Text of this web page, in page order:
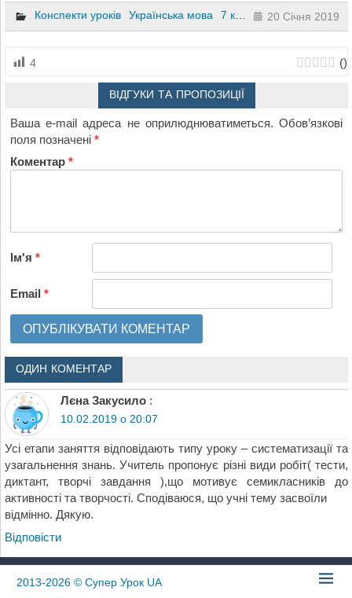
Конспекти уроків Українська мова 7 клас 20 Січня 2019
4 ()
ВІДГУКИ ТА ПРОПОЗИЦІЇ
Ваша e-mail адреса не оприлюднюватиметься. Обов’язкові
поля позначені*
Коментар*
Ім'я*
Email*
ОДИН КОМЕНТАР
Лєна Закусило :
10.02.2019 о 20:07
Усі етапи заняття відповідають типу уроку – систематизації та
узагальнення знань. Учитель пропонує різні види робіт( тести,
диктант, творчі завдання ),що мотивує семикласників до
активності та творчості. Сподіваюся, що учні тему засвоїли
відмінно. Дякую.
Відповіcти
2013-2026 © Супер Урок UA